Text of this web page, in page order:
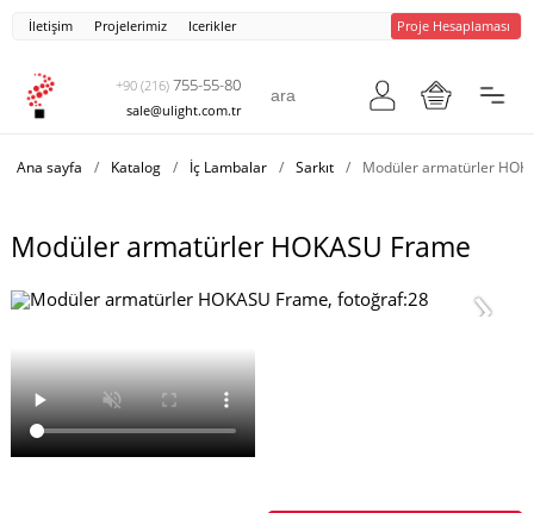
İletişim Projelerimiz Icerikler Proje Hesaplaması
+90 (216) 755-55-80
sale@ulight.com.tr
Ana sayfa / Katalog / İç Lambalar / Sarkıt / Modüler armatürler
Modüler armatürler HOKASU Frame